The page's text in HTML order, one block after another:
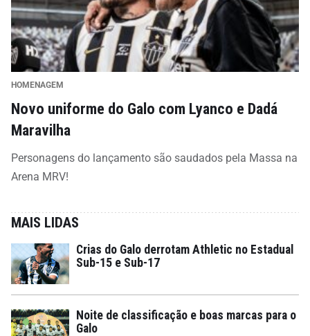
HOMENAGEM
Novo uniforme do Galo com Lyanco e Dadá
Maravilha
Personagens do lançamento são saudados pela Massa na
Arena MRV!
MAIS LIDAS
Crias do Galo derrotam Athletic no Estadual
Sub-15 e Sub-17
Noite de classificação e boas marcas para o
Galo